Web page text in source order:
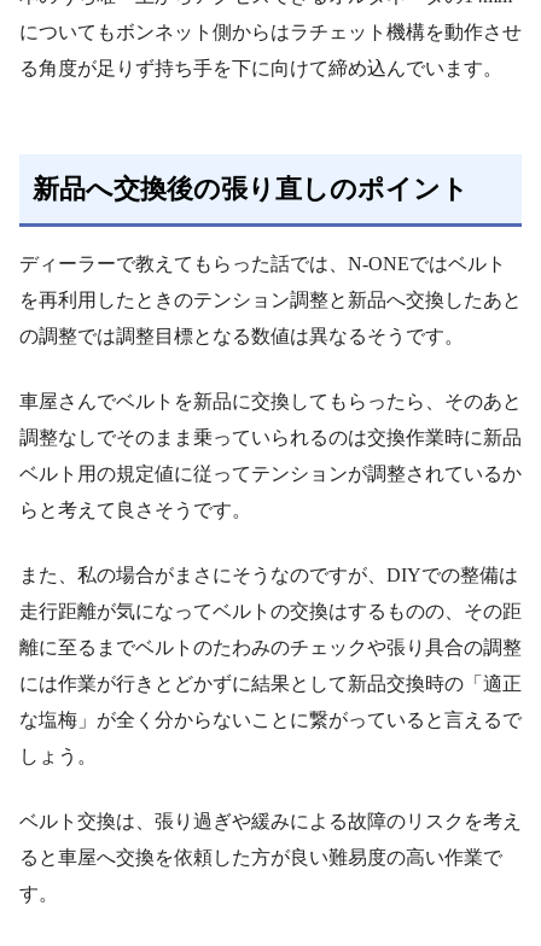
についてもボンネット側からはラチェット機構を動作させ
る角度が足りず持ち手を下に向けて締め込んでいます。
新品へ交換後の張り直しのポイント
ディーラーで教えてもらった話では、N-ONEではベルト
を再利用したときのテンション調整と新品へ交換したあと
の調整では調整目標となる数値は異なるそうです。
車屋さんでベルトを新品に交換してもらったら、そのあと
調整なしでそのまま乗っていられるのは交換作業時に新品
ベルト用の規定値に従ってテンションが調整されているか
らと考えて良さそうです。
また、私の場合がまさにそうなのですが、DIYでの整備は
走行距離が気になってベルトの交換はするものの、その距
離に至るまでベルトのたわみのチェックや張り具合の調整
には作業が行きとどかずに結果として新品交換時の「適正
な塩梅」が全く分からないことに繋がっていると言えるで
しょう。
ベルト交換は、張り過ぎや緩みによる故障のリスクを考え
ると車屋へ交換を依頼した方が良い難易度の高い作業で
す。